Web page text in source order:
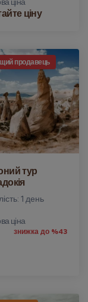
ціна
ціну
продавець
тур
1 день
ціна
знижка до %43